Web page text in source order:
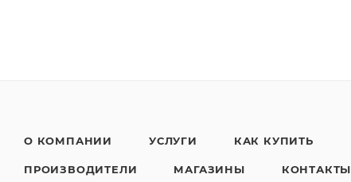
О КОМПАНИИ УСЛУГИ КАК КУПИТЬ
ПРОИЗВОДИТЕЛИ МАГАЗИНЫ КОНТАКТЫ